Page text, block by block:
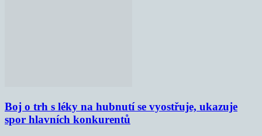
Boj o trh s léky na hubnutí se vyostřuje, ukazuje
spor hlavních konkurentů